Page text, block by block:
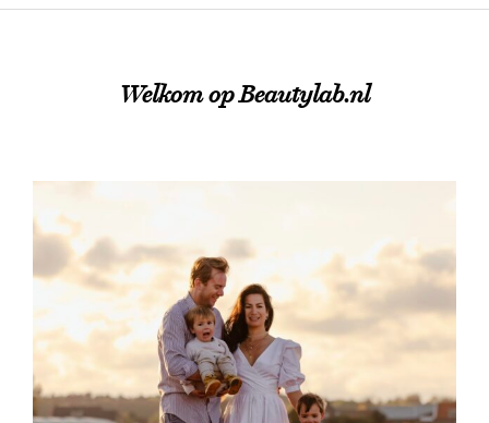
Welkom op Beautylab.nl